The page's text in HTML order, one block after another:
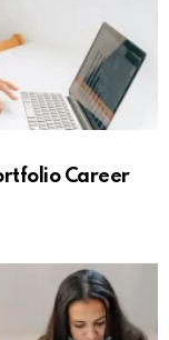
Career